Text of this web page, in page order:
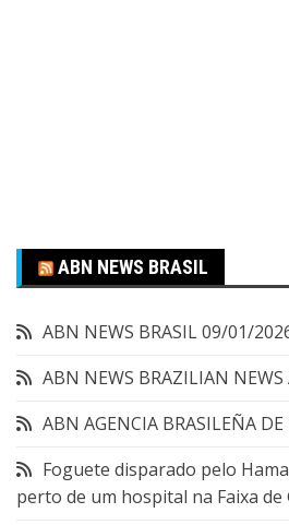
ABN NEWS BRASIL
ABN NEWS BRASIL09/01/
ABN NEWS BRAZILIAN NEWS
ABN AGENCIA BRASILEÑA
Foguete disparado pelo
perto de um hospital na Faixa de